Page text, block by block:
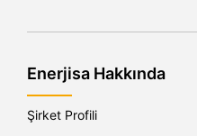
Enerjisa Hakkında
Şirket Profili